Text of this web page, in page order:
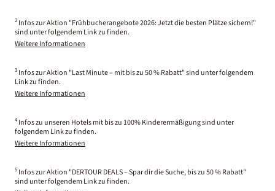
2 Infos zur Aktion "Frühbucherangebote 2026: Jetzt die besten Plätze sichern!"
sind unter folgendem Link zu finden.
Weitere Informationen
3 Infos zur Aktion "Last Minute – mit bis zu 50 % Rabatt" sind unter folgendem
Link zu finden.
Weitere Informationen
4 Infos zu unseren Hotels mit bis zu 100% Kinderermäßigung sind unter
folgendem Link zu finden.
Weitere Informationen
5 Infos zur Aktion "DERTOUR DEALS – Spar dir die Suche, bis zu 50 % Rabatt"
sind unter folgendem Link zu finden.